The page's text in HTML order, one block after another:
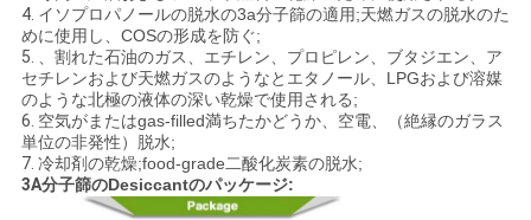
す
る
地
4. イソプロパノールの脱水の3a分子篩の適用;天燃ガスの脱水のた
めに使用し、COSの形成を防ぐ;
5.
割れた石油のガス、エチレン、プロピレン、ブタジエン、ア
セチレンおよび天燃ガスのようなと エタノール、LPGおよび溶媒
のような北極の液体の深い乾燥で使用される;
6. 空気がまたはgas-filled満ちたかどうか、空電、（絶縁のガラス
単位の非発性）脱水;
7. 冷却剤の乾燥;food-grade二酸化炭素の脱水;
3A分子篩のDesiccantのパッケージ: